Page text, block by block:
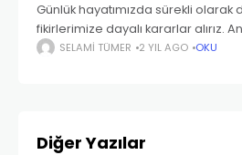
Günlük hayatımızda sürekli
fikirlerimize dayalı kararlar alırız.
genellikle bilişsel önyargılardan ve
SELAMI TÜMER 2 YIL AGO OKU
Diğer Yazılar